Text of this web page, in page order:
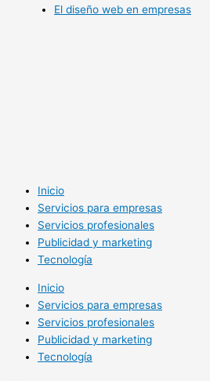
El diseño web en empresas
Inicio
Servicios para empresas
Servicios profesionales
Publicidad y marketing
Tecnología
Inicio
Servicios para empresas
Servicios profesionales
Publicidad y marketing
Tecnología